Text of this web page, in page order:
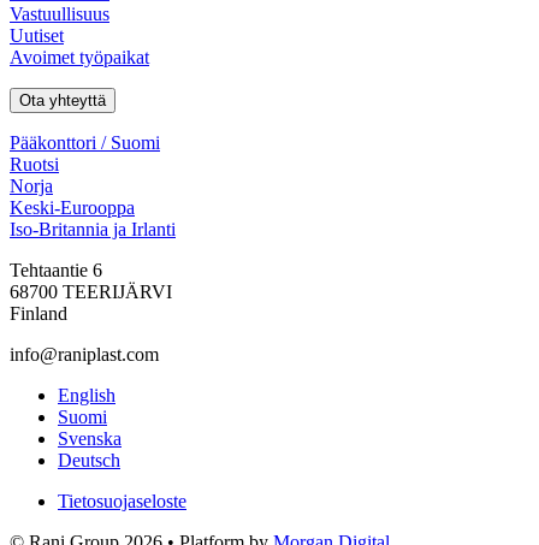
Vastuullisuus
Uutiset
Avoimet työpaikat
Ota yhteyttä
Pääkonttori / Suomi
Ruotsi
Norja
Keski-Eurooppa
Iso-Britannia ja Irlanti
Tehtaantie 6
68700 TEERIJÄRVI
Finland
info@raniplast.com
Facebook
YouTube
Instagram
LinkedInEnglish
Suomi
Svenska
Deutsch
Tietosuojaseloste